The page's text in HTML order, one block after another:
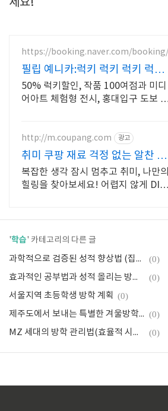
https://booking.naver.com/
772
필립 예니카:럭키 럭키 럭키 럭키
함을 수집하는 전시
50% 럭키할인, 작품 100여점과 미디
어아트 체험형 전시, 홍대입구 도보 5
http://m.coupang.com 광고
취미 쿠팡 재료 걱정 없는 알찬 세
트
복잡한 생각 잠시 멈추고 취미, 나만의
힐링을 찾아보세요! 어렵지 않게 DIY그
'학습' 카테고리의 다른 글
과학적으로 검증된 성적 향상법 (집중력, 반복 학습) (0)
효과적인 공부법과 성적 올리는 방법 또는 비법(과목별 전략) (0)
서울지역 초등학생 방학 계획 (0)
제주도에서 보내는 특별한 겨울방학(체험활동, 자연) (0)
MZ 세대의 방학 관리법(효율적 시간 관리, 목표 달성) (0)